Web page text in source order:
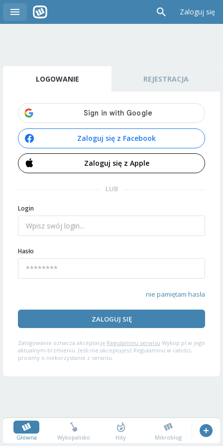
Zaloguj się
LOGOWANIE REJESTRACJA
Zaloguj się z Facebook
Zaloguj się z Apple
LUB
Login
Hasło
nie pamiętam hasła
ZALOGUJ SIĘ
Zalogowanie oznacza akceptację Regulaminu serwisu Wykop.pl w jego
aktualnym brzmieniu. Jeśli nie akceptujesz Regulaminu w całości,
prosimy o niekorzystanie z serwisu.
Główna Wykopalisko Hity Mikroblog